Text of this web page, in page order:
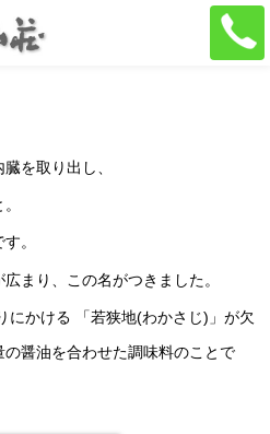
を取り出し、
。
まり、この名がつきました。
にかける 「若狭地(わかさじ)」が欠
醤油を合わせた調味料のことで